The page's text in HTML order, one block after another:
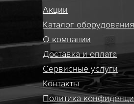
Акции
Каталог оборудования
О компании
Доставка и оплата
Сервисные услуги
Контакты
Политика